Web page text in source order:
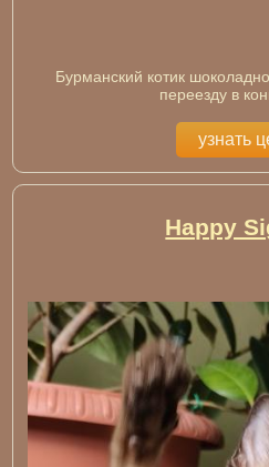
Бурманский котик
переезду в
узнать
Happy